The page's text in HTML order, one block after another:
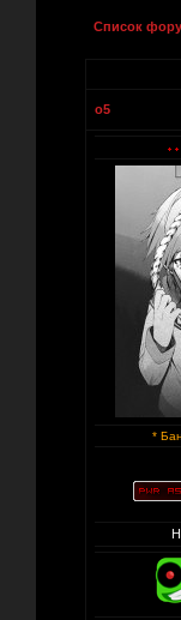
Список
o5
*